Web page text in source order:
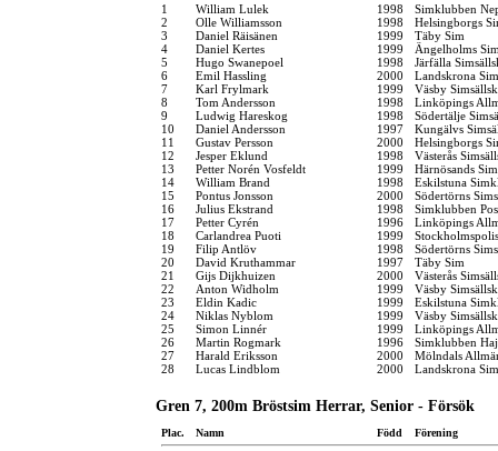
1 William Lulek 1998
Simklubben
2
Olle Williamsson 1998
Helsingborgs
3
Daniel Räisänen 1999
Täby Sim
4
Daniel Kertes 1999
Ängelholms
5
Hugo Swanepoel 1998
Järfälla
6
Emil Hassling 2000
Landskrona
7
Karl Frylmark 1999
Väsby
8
Tom Andersson 1998
Linköpings
9
Ludwig Hareskog 1998
Södertälje
10
Daniel Andersson 1997
Kungälvs
11
Gustav Persson 2000
Helsingborgs
12
Jesper Eklund 1998
Västerås
13
Petter Norén Vosfeldt 1999
Härnösands
14
William Brand 1998
Eskilstuna
15
Pontus Jonsson 2000
Södertörns
16
Julius Ekstrand 1998
Simklubben
17
Petter Cyrén 1996
Linköpings
18
Carlandrea Puoti 1999
19
Filip Antlöv 1998
Södertörns
20
David Kruthammar 1997
Täby Sim
21
Gijs Dijkhuizen 2000
Västerås
22
Anton Widholm 1999
Väsby
23
Eldin Kadic 1999
Eskilstuna
24
Niklas Nyblom 1999
Väsby
25
Simon Linnér 1999
Linköpings
26
Martin Rogmark 1996
Simklubben
27
Harald Eriksson 2000
Mölndals
28
Lucas Lindblom 2000 Landskrona
Gren 7, 200m Bröstsim Herrar, Senior - Försök
Plac. Namn Född Förening